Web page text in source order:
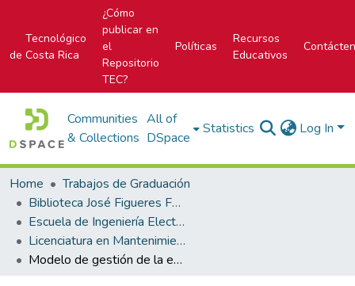
Tecnológico
de Costa Rica
¿Cómo
publicar en
el
Repositorio
TEC?
Políticas
Recursos
Educativos
Communities
& Collections
All of
DSpace
Statistics Log In
Home
Trabajos de Graduación
Biblioteca José Figueres Ferrer
Escuela de Ingeniería Electromecánica
Licenciatura en Mantenimiento Industrial
Modelo de gestión de la energía para el sistema de vapor del Hospital San Juan de Dios bajo los criterios de la Norma INTE/ISO 50001